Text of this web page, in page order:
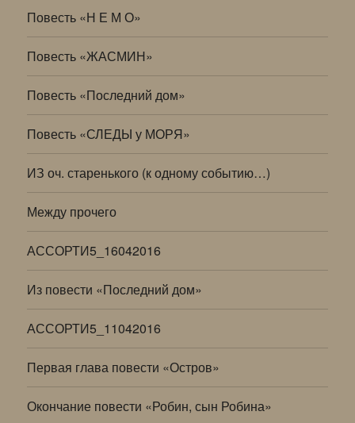
Повесть «Н Е М О»
Повесть «ЖАСМИН»
Повесть «Последний дом»
Повесть «СЛЕДЫ у МОРЯ»
ИЗ оч. старенького (к одному событию…)
Между прочего
АССОРТИ5_16042016
Из повести «Последний дом»
АССОРТИ5_11042016
Первая глава повести «Остров»
Окончание повести «Робин, сын Робина»